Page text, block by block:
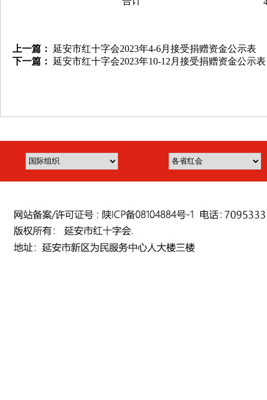
上一篇： 延安市红十字会2023年4-6月接受捐赠资金公示表
下一篇： 延安市红十字会2023年10-12月接受捐赠资金公示表